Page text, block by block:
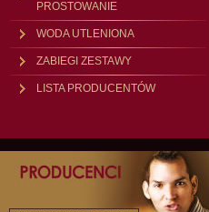
PROSTOWANIE
WODA UTLENIONA
ZABIEGI ZESTAWY
LISTA PRODUCENTÓW